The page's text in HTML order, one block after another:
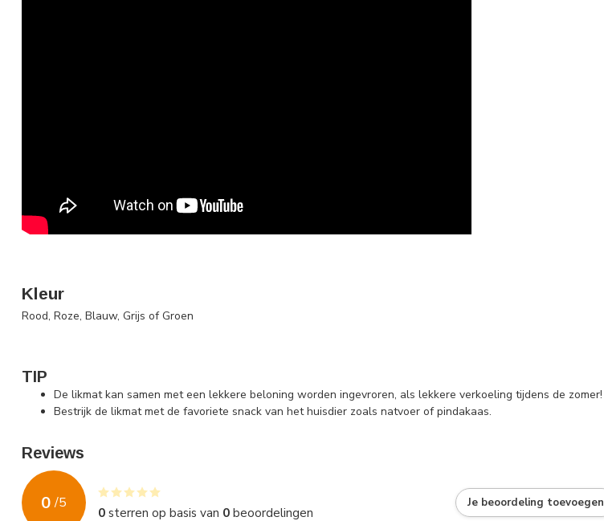
Kleur
Rood, Roze, Blauw, Grijs of Groen
TIP
De likmat kan samen met een lekkere beloning worden ingevroren, als lekkere verkoeling tijdens de zomer!
Bestrijk de likmat met de favoriete snack van het huisdier zoals natvoer of pindakaas.
Reviews
0 /5
0sterren op basis van 0beoordelingen
Je beoordeling toevoegen